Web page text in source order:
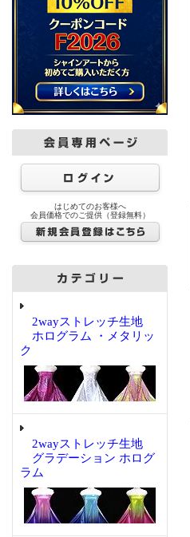
はじめてのお客様へ
会員価格でのご提供（登録無料）
2wayストレッチ生地
ホログラム ・メタリッ
ク
2wayストレッチ生地
グラデーション ホログ
ラム